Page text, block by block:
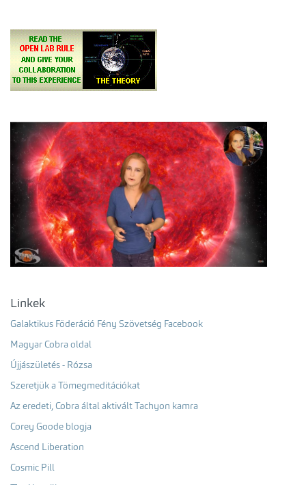
Linkek
Galaktikus Föderáció Fény Szövetség Facebook
Magyar Cobra oldal
Újjászületés - Rózsa
Szeretjük a Tömegmeditációkat
Az eredeti, Cobra által aktivált Tachyon kamra
Corey Goode blogja
Ascend Liberation
Cosmic Pill